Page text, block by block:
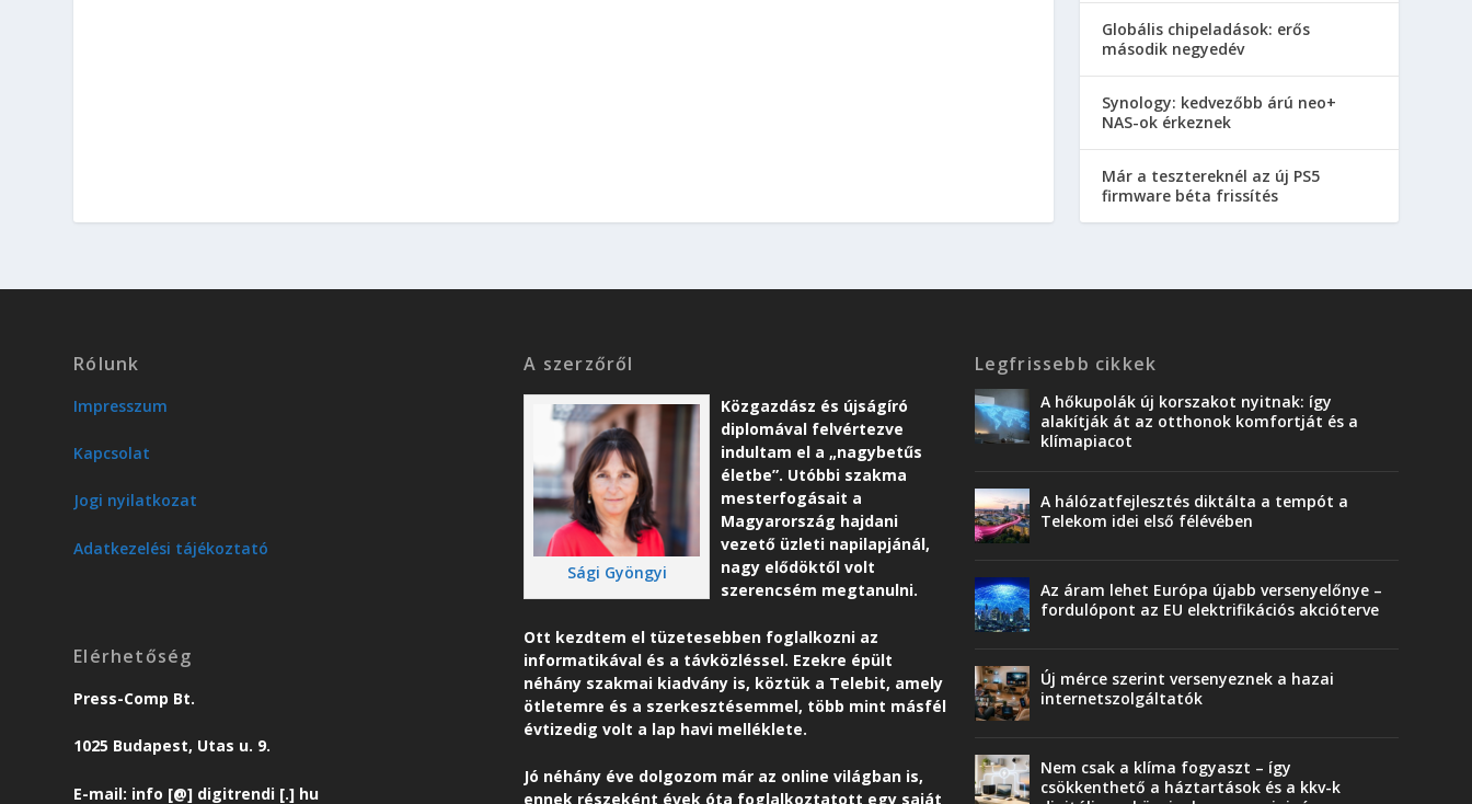
Globális chipeladások: erős
második negyedév
Synology: kedvezőbb árú neo+
NAS-ok érkeznek
Már a tesztereknél az új PS5
firmware béta frissítés
Rólunk
Impresszum
Kapcsolat
Jogi nyilatkozat
Adatkezelési tájékoztató
Elérhetőség
Press-Comp Bt.
1025 Budapest, Utas u. 9.
E-mail: info [@] digitrendi [.] hu
A szerzőről
Sági Gyöngyi
Közgazdász és újságíró
diplomával felvértezve
indultam el a „nagybetűs
életbe”. Utóbbi szakma
mesterfogásait a
Magyarország hajdani
vezető üzleti napilapjánál,
nagy elődöktől volt
szerencsém megtanulni.
Ott kezdtem el tüzetesebben foglalkozni az
informatikával és a távközléssel. Ezekre épült
néhány szakmai kiadvány is, köztük a Telebit, amely
ötletemre és a szerkesztésemmel, több mint másfél
évtizedig volt a lap havi melléklete.
Jó néhány éve dolgozom már az online világban is,
ennek részeként évek óta foglalkoztatott egy saját
Legfrissebb cikkek
A hőkupolák új korszakot nyitnak: így
alakítják át az otthonok komfortját és a
klímapiacot
A hálózatfejlesztés diktálta a tempót a
Telekom idei első félévében
Az áram lehet Európa újabb versenyelőnye –
fordulópont az EU elektrifikációs akcióterve
Új mérce szerint versenyeznek a hazai
internetszolgáltatók
Nem csak a klíma fogyaszt – így
csökkenthető a háztartások és a kkv-k